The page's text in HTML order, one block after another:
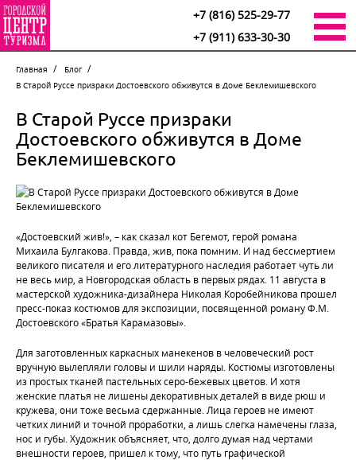
+7 (816) 525-29-77
+7 (911) 633-30-30
Главная
Блог
В Старой Руссе призраки Достоевского обживутся в Доме Беклемишевского
В Старой Руссе призраки
Достоевского обживутся в Доме
Беклемишевского
«Достоевский жив!», – как сказал кот Бегемот, герой романа
Михаила Булгакова. Правда, жив, пока помним. И над бессмертием
великого писателя и его литературного наследия работает чуть ли
не весь мир, а Новгородская область в первых рядах. 11 августа в
мастерской художника-дизайнера Николая Коробейникова прошел
пресс-показ костюмов для экспозиции, посвященной роману Ф.М.
Достоевского «Братья Карамазовы».
Для заготовленных каркасных манекенов в человеческий рост
вручную вылепляли головы и шили наряды. Костюмы изготовлены
из простых тканей пастельных серо-бежевых цветов. И хотя
женские платья не лишены декоративных деталей в виде рюш и
кружева, они тоже весьма сдержанные. Лица героев не имеют
четких линий и точной проработки, а лишь слегка намечены глаза,
нос и губы. Художник объясняет, что, долго думая над чертами
внешности героев, пришел к тому, что путь графической